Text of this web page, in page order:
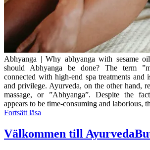
Abhyanga | Why abhyanga with sesame
should Abhyanga be done? The term
connected with high-end spa treatments and
and privilege. Ayurveda, on the other hand,
massage, or ”Abhyanga”. Despite the
appears to be time-consuming and laborious,
Fortsätt läsa
Välkommen till